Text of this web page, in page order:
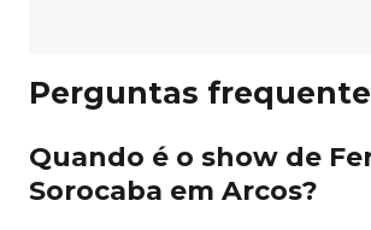
Expoarcos 2026
EXPOARCOS
A ExpoArcos se consolida como um dos
Perguntas
Quando é o show de
Sorocaba em Arcos?